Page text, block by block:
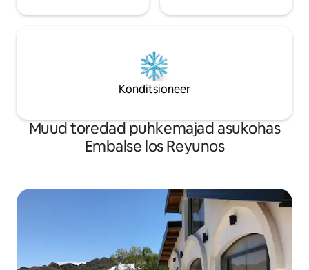
Konditsioneer
Muud toredad puhkemajad asukohas
Embalse los Reyunos